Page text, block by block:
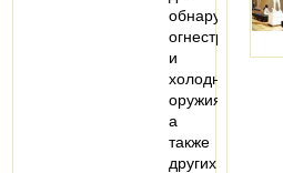
обнаружения
огнестрельного
и
холодного
оружия,
а
также
других